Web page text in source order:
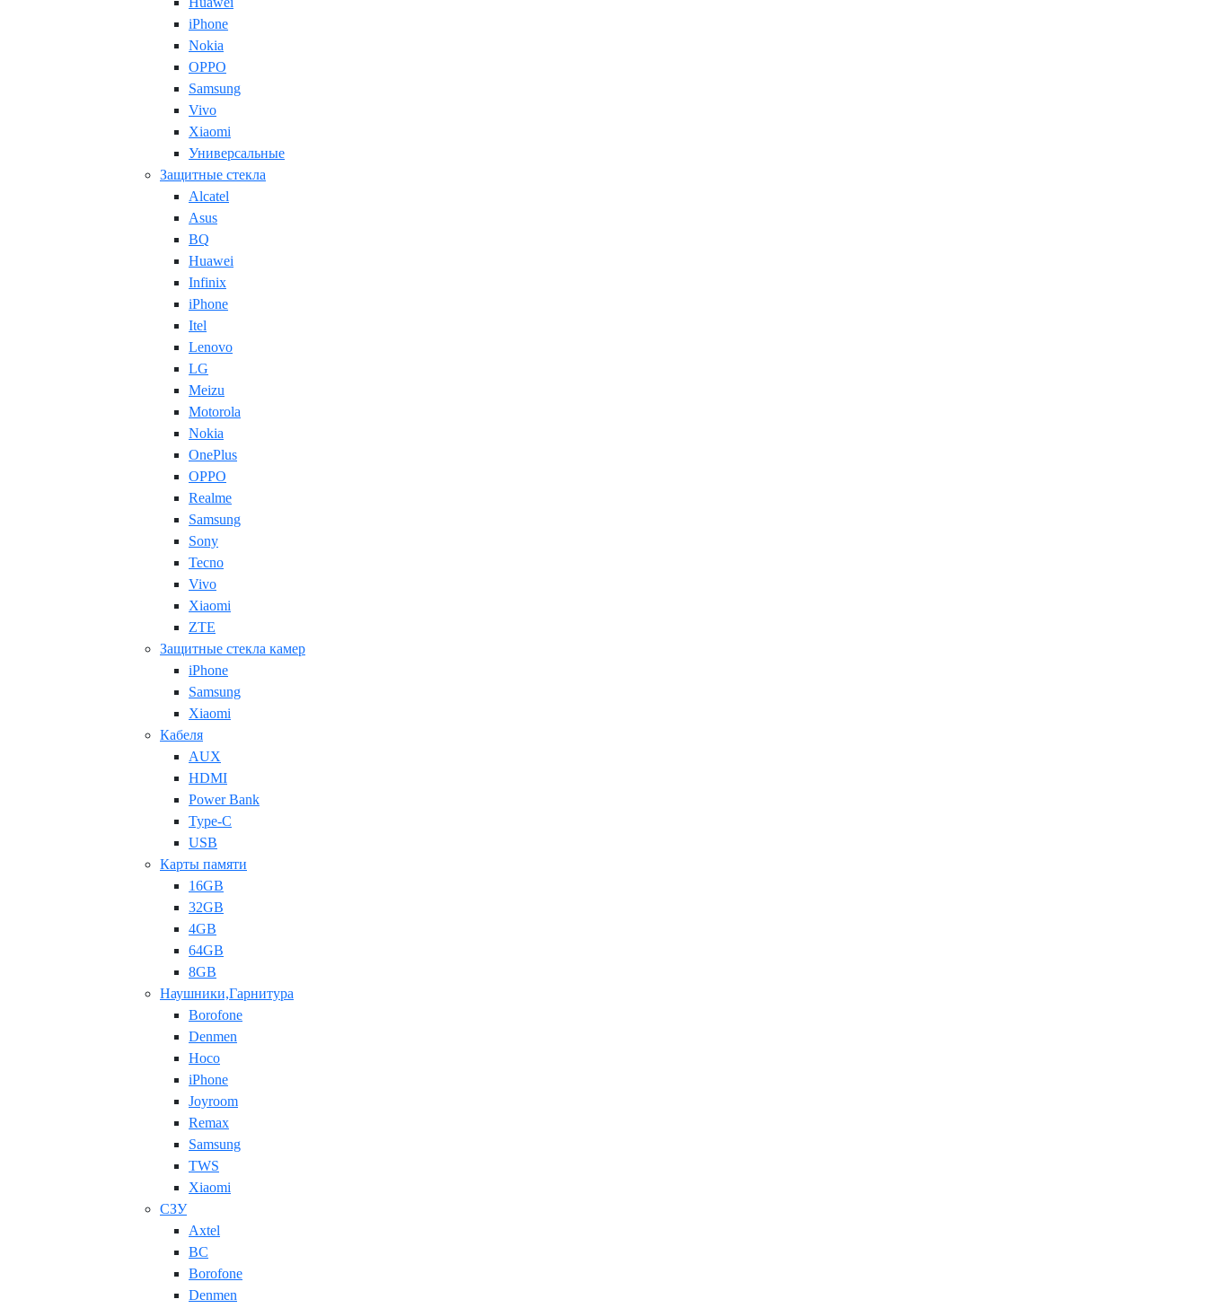
iPhone
Nokia
OPPO
Samsung
Vivo
Xiaomi
Универсальные
Защитные стекла
Alcatel
Asus
BQ
Huawei
Infinix
iPhone
Itel
Lenovo
LG
Meizu
Motorola
Nokia
OnePlus
OPPO
Realme
Samsung
Sony
Tecno
Vivo
Xiaomi
ZTE
Защитные стекла камер
iPhone
Samsung
Xiaomi
Кабеля
AUX
HDMI
Power Bank
Type-C
USB
Карты памяти
16GB
32GB
4GB
64GB
8GB
Наушники,Гарнитура
Borofone
Denmen
Hoco
iPhone
Joyroom
Remax
Samsung
TWS
Xiaomi
СЗУ
Axtel
BC
Borofone
Denmen